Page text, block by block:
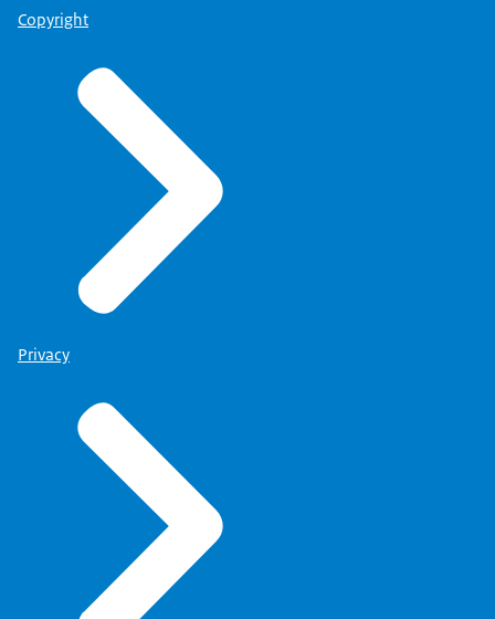
Copyright
Privacy